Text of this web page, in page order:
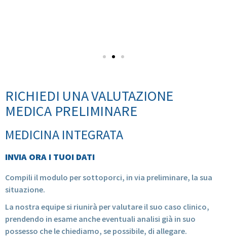
RICHIEDI UNA VALUTAZIONE
MEDICA PRELIMINARE
MEDICINA INTEGRATA
INVIA ORA I TUOI DATI
Compili il modulo per sottoporci, in via preliminare, la sua
situazione.
La nostra equipe si riunirà per valutare il suo caso clinico,
prendendo in esame anche eventuali analisi già in suo
possesso che le chiediamo, se possibile, di allegare.